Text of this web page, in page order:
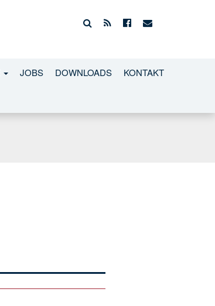
JOBS DOWNLOADS KONTAKT